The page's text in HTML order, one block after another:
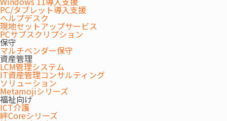
PC/タブレット導入支援
ヘルプデスク
現地セットアップサービス
PCサブスクリプション
保守
マルチベンダー保守
資産管理
LCM管理システム
IT資産管理コンサルティング
ソリューション
Metamojiシリーズ
福祉向け
ICT介護
絆Coreシリーズ
オフィス面の支援
多様な働き方に対応できるエリアの構築
社員同士の接点を多く生み出す「しくみ」